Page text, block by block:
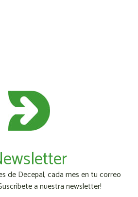
de Decepal, cada mes en tu correo
a nuestra newsletter!